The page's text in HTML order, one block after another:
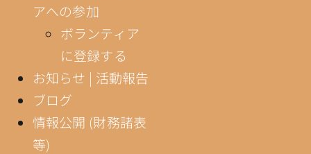
アへの参加
ボランティア
に登録する
お知らせ | 活動報告
ブログ
情報公開 (財務諸表
等)